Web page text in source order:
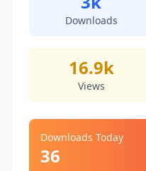
Downloads
16.9k
Views
Downloads Today
36